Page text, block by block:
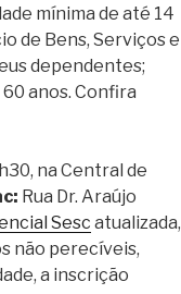
mínima de até 14
de Bens, Serviços e
dependentes;
anos. Confira
na Central de
Rua Dr. Araújo
Sesc atualizada,
não perecíveis,
a inscrição